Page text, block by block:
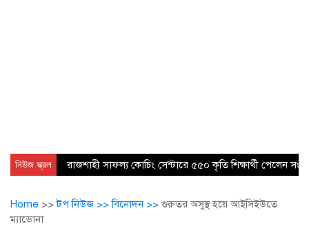
নিউজ স্ক্রল রাজশাহী সাফল্য কোচিং সেন্টারে ৫৫০ কৃতি শিক্ষার্থী পেলেন
Home >>টপ নিউজ >>বিনোদন >> গুরুতর অসুস্থ হয়ে আইসিইউতে
ম্যাডোনা